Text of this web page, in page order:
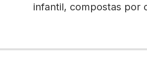
infantil, compostas por